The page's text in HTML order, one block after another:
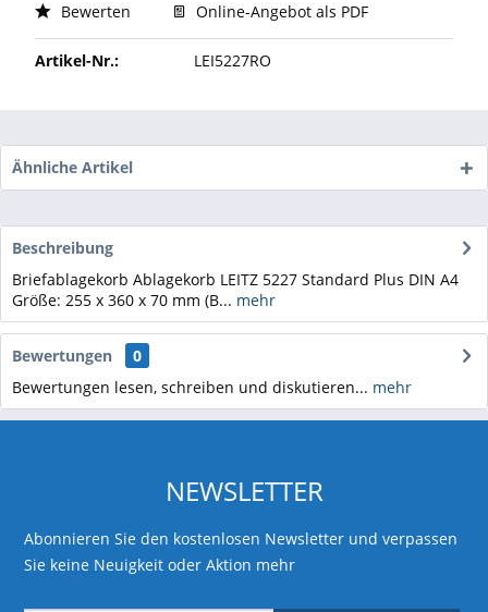
Bewerten
Online-Angebot als PDF
Artikel-Nr.: LEI5227RO
Ähnliche Artikel
Beschreibung
Briefablagekorb Ablagekorb LEITZ 5227 Standard Plus DIN A4
Größe: 255 x 360 x 70 mm (B... mehr
Bewertungen
0
Bewertungen lesen, schreiben und diskutieren... mehr
NEWSLETTER
Abonnieren Sie den kostenlosen Newsletter und verpassen
Sie keine Neuigkeit oder Aktion mehr